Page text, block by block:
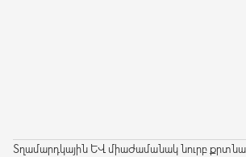
Տղամարդկային և միաժամանակ նուրբ